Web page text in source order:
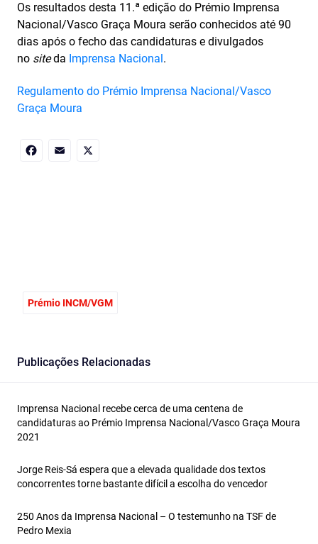
Os resultados desta 11.ª edição do Prémio Imprensa
Nacional/Vasco Graça Moura serão conhecidos até 90
dias após o fecho das candidaturas e divulgados
no siteda Imprensa Nacional.
Regulamento do Prémio Imprensa Nacional/Vasco
Graça Moura
Prémio INCM/VGM
Publicações Relacionadas
Imprensa Nacional recebe cerca de uma centena de
candidaturas ao Prémio Imprensa Nacional/Vasco Graça Moura
2021
Jorge Reis-Sá espera que a elevada qualidade dos textos
concorrentes torne bastante difícil a escolha do vencedor
250 Anos da Imprensa Nacional – O testemunho na TSF de
Pedro Mexia